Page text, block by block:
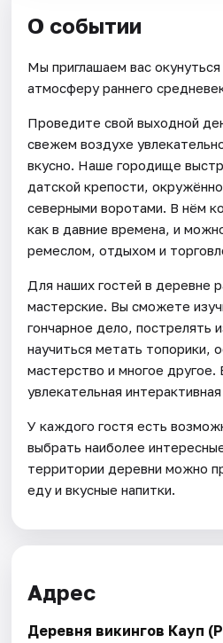
О событии
Мы приглашаем вас
атмосферу раннего
Проведите свой выходной
свежем воздухе
вкусно. Наше городище
датской крепости,
северными воротами. В нём
как в давние времена, и
ремеслом, отдыхом и
Для наших гостей в деревне
мастерские. Вы сможете
гончарное дело, пострелять
научиться метать топорики,
мастерство и многое
увлекательная
У каждого гостя есть
выбрать наиболее
территории деревни можно
еду и вкусные напитки.
Адрес
Деревня викингов Кауп